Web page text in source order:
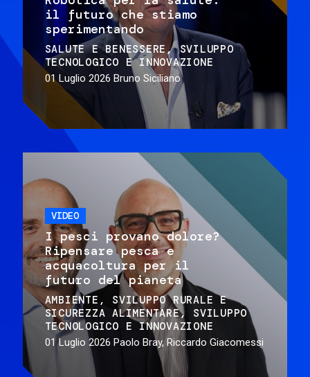
il futuro che stiamo
sperimentando
SALUTE E BENESSERE
SVILUPPO
TECNOLOGICO E INNOVAZIONE
01 Luglio 2026 Bruno Siciliano
VIDEO
I pesci provano dolore?
Ripensare pesca e
acquacoltura per il
futuro del pianeta
AMBIENTE
SVILUPPO RURALE E
SICUREZZA ALIMENTARE
SVILUPPO
TECNOLOGICO E INNOVAZIONE
01 Luglio 2026 Paolo Bray, Riccardo Giacomessi